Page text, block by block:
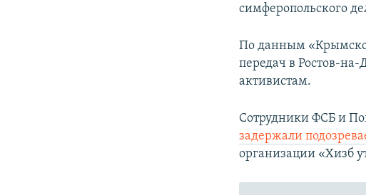
симферопольского
По данным
передач в Ростов-
активистам.
Сотрудники ФСБ и
задержали
организации «Хизб